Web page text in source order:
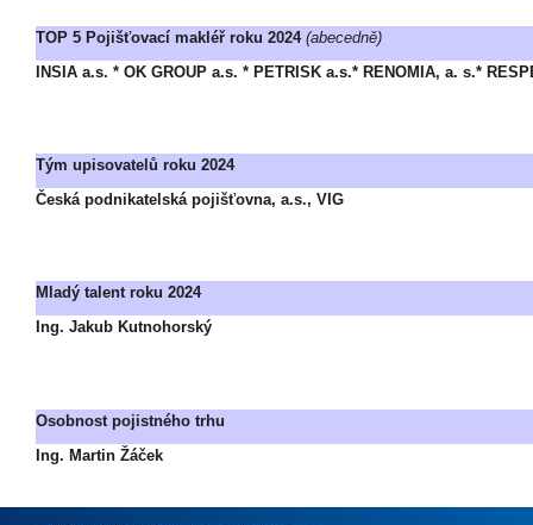
TOP 5 Pojišťovací makléř roku 2024 (abecedně)
INSIA a.s. * OK GROUP a.s. * PETRISK a.s.* RENOMIA, a. s.*
Tým upisovatelů roku 2024
Česká podnikatelská pojišťovna, a.s., VIG
Mladý talent roku 2024
Ing. Jakub Kutnohorský
Osobnost pojistného trhu
Ing. Martin Žáček